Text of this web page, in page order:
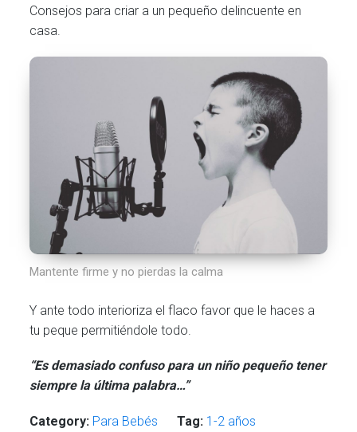
Consejos para criar a un pequeño delincuente en
casa.
Mantente firme y no pierdas la calma
Y ante todo interioriza el flaco favor que le haces a
tu peque permitiéndole todo.
“Es demasiado confuso para un niño pequeño tener
siempre la última palabra…”
Category: Para Bebés Tag: 1-2 años